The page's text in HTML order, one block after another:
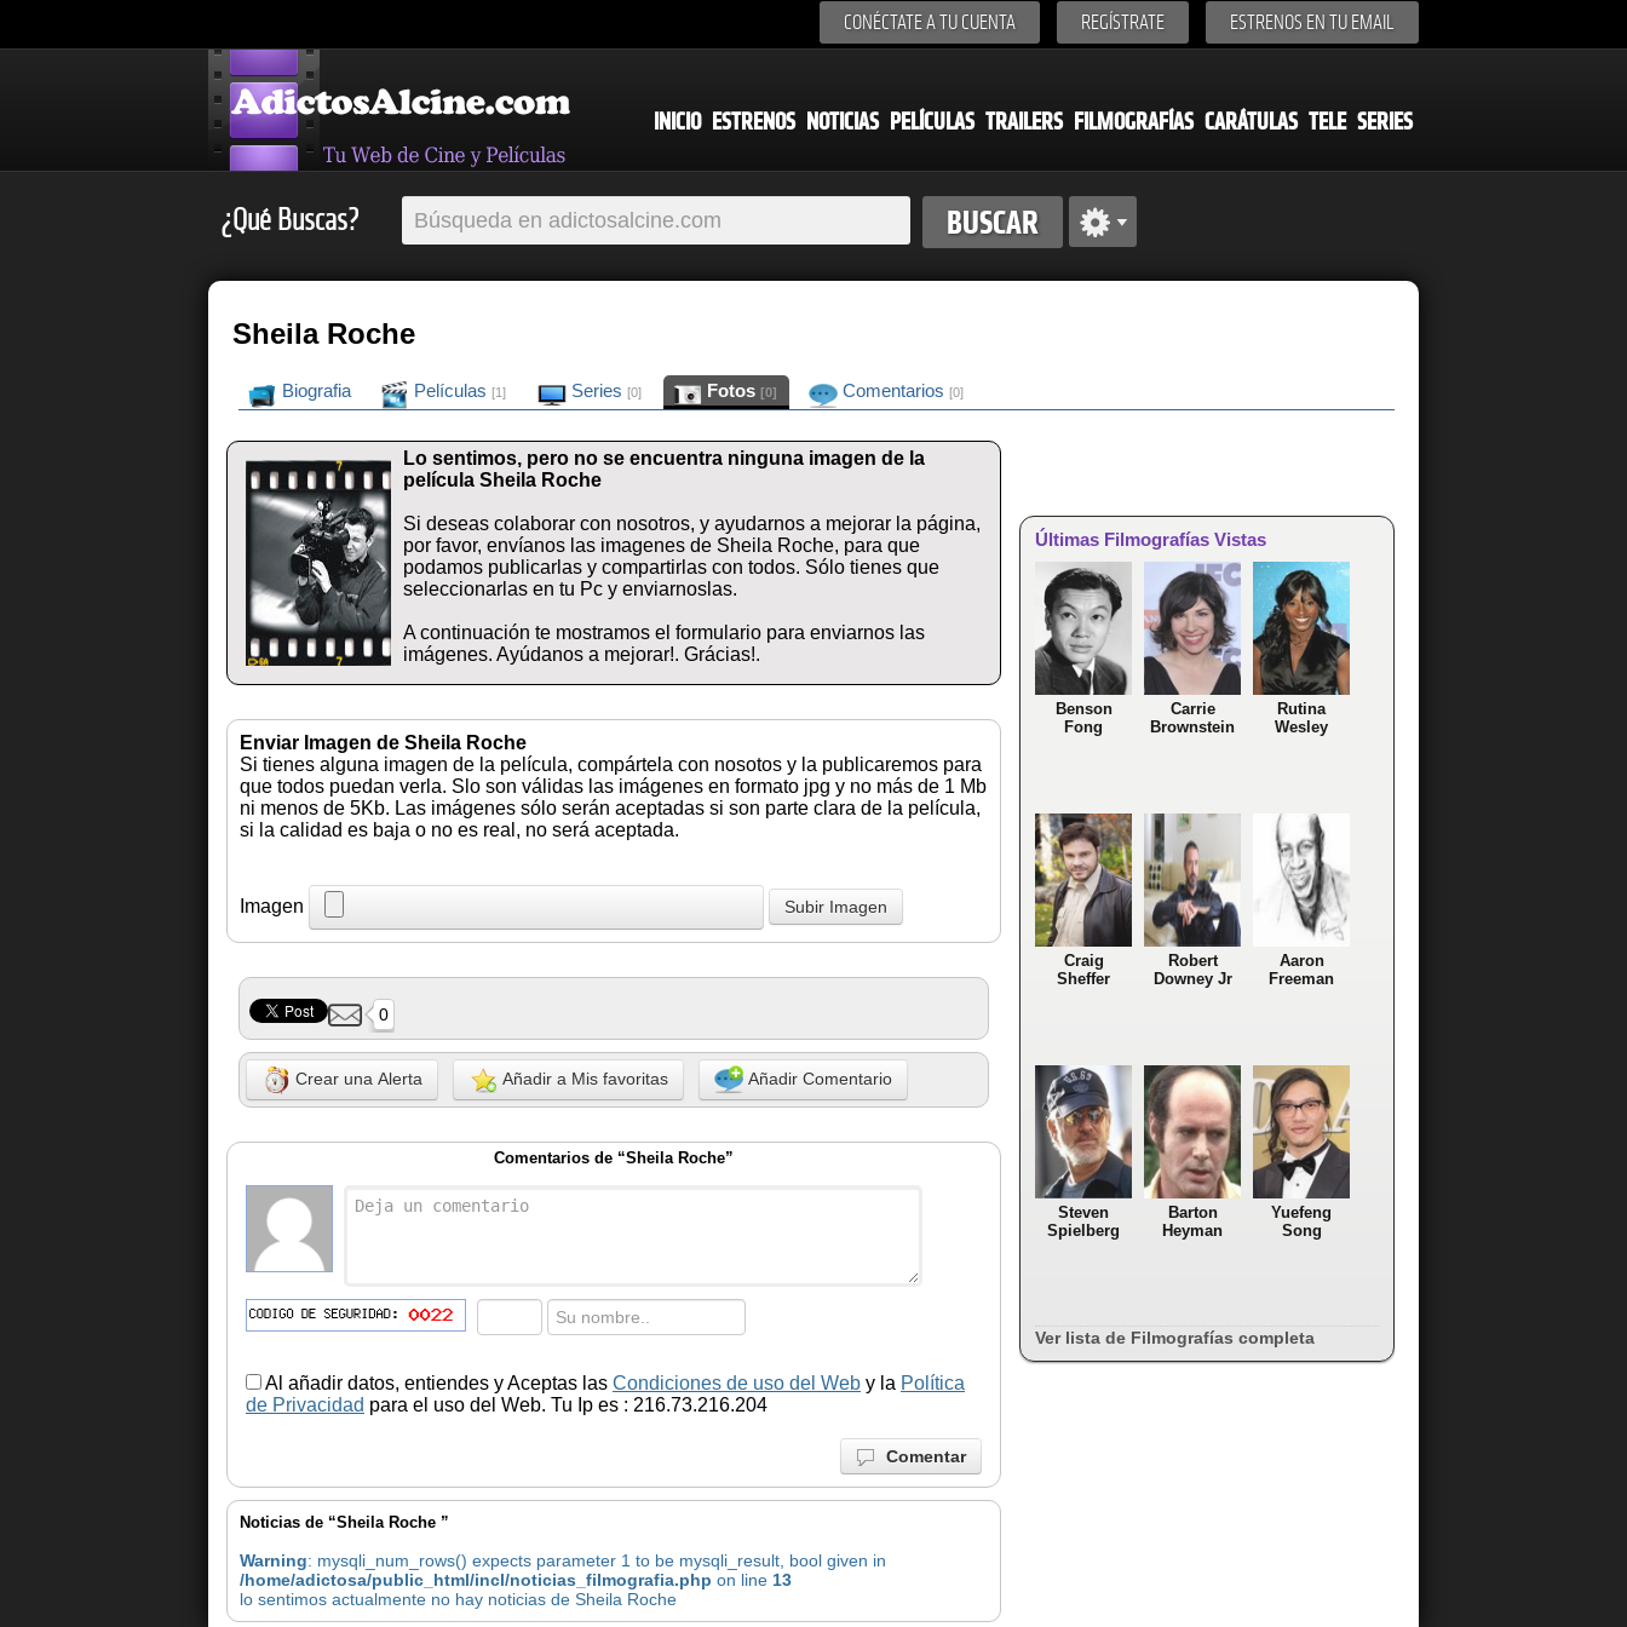
CONÉCTATE A TU CUENTA REGÍSTRATE ESTRENOS EN TU EMAIL
INICIO ESTRENOS NOTICIAS PELÍCULAS TRAILERS FILMOGRAFÍAS CARÁTULAS TELE SERIES
¿Qué Buscas?
Sheila Roche
Biografia Películas [1] Series [0] Fotos [0] Comentarios [0]
Lo sentimos, pero no se encuentra ninguna imagen de la
película Sheila Roche
Si deseas colaborar con nosotros, y ayudarnos a mejorar la página,
por favor, envíanos las imagenes de Sheila Roche, para que
podamos publicarlas y compartirlas con todos. Sólo tienes que
seleccionarlas en tu Pc y enviarnoslas.
A continuación te mostramos el formulario para enviarnos las
imágenes. Ayúdanos a mejorar!. Grácias!.
Enviar Imagen de Sheila Roche
Si tienes alguna imagen de la película, compártela con nosotos y la publicaremos para
que todos puedan verla. Slo son válidas las imágenes en formato jpg y no más de 1 Mb
ni menos de 5Kb. Las imágenes sólo serán aceptadas si son parte clara de la película,
si la calidad es baja o no es real, no será aceptada.
Imagen
0
Crear una Alerta Añadir a Mis favoritas Añadir Comentario
Comentarios de “Sheila Roche”
Al añadir datos, entiendes y Aceptas las Condiciones de uso del Web y la Política
de Privacidad para el uso del Web. Tu Ip es : 216.73.216.204
Comentar
Noticias de “Sheila Roche ”
Warning: mysqli_num_rows() expects parameter 1 to be mysqli_result, bool given in
/home/adictosa/public_html/incl/noticias_filmografia.php on line 13
lo sentimos actualmente no hay noticias de Sheila Roche
Últimas Filmografías Vistas
Benson
Fong
Carrie
Brownstein
Rutina
Wesley
Craig
Sheffer
Robert
Downey Jr
Aaron
Freeman
Steven
Spielberg
Barton
Heyman
Yuefeng
Song
Ver lista de Filmografías completa